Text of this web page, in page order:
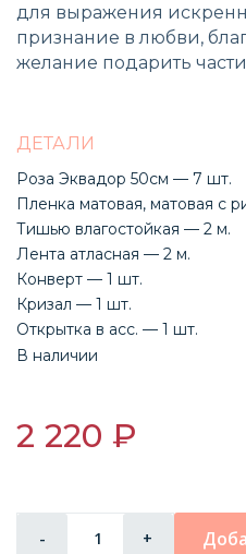
для выражения
признание в любви,
желание подарить
ДЕТАЛИ
Роза Эквадор 50см — 7 шт.
Пленка матовая, матовая с
Тишью влагостойкая — 2 м.
Лента атласная — 2 м.
Конверт — 1 шт.
Кризал — 1 шт.
Открытка в асс. — 1 шт.
В наличии
2 220 ₽
- +